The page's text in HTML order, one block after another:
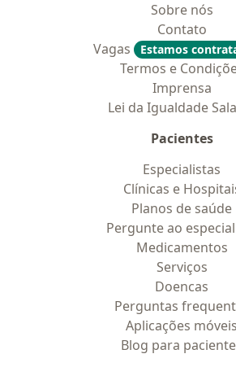
Sobre nós
Contato
Vagas
Estamos
Termos e
Imprensa
Lei da Igualdade
Pacientes
Especialistas
Clínicas e
Planos de saúde
Pergunte ao
Medicamentos
Serviços
Doencas
Perguntas
Aplicações móveis
Blog para